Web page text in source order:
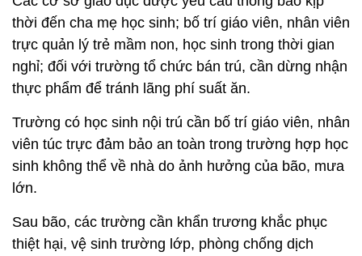
thời đến cha mẹ học sinh; bố trí giáo viên, nhân viên
trực quản lý trẻ mầm non, học sinh trong thời gian
nghỉ; đối với trường tổ chức bán trú, cần dừng nhận
thực phẩm để tránh lãng phí suất ăn.
Trường có học sinh nội trú cần bố trí giáo viên, nhân
viên túc trực đảm bảo an toàn trong trường hợp học
sinh không thể về nhà do ảnh hưởng của bão, mưa
lớn.
Sau bão, các trường cần khẩn trương khắc phục
thiệt hại, vệ sinh trường lớp, phòng chống dịch